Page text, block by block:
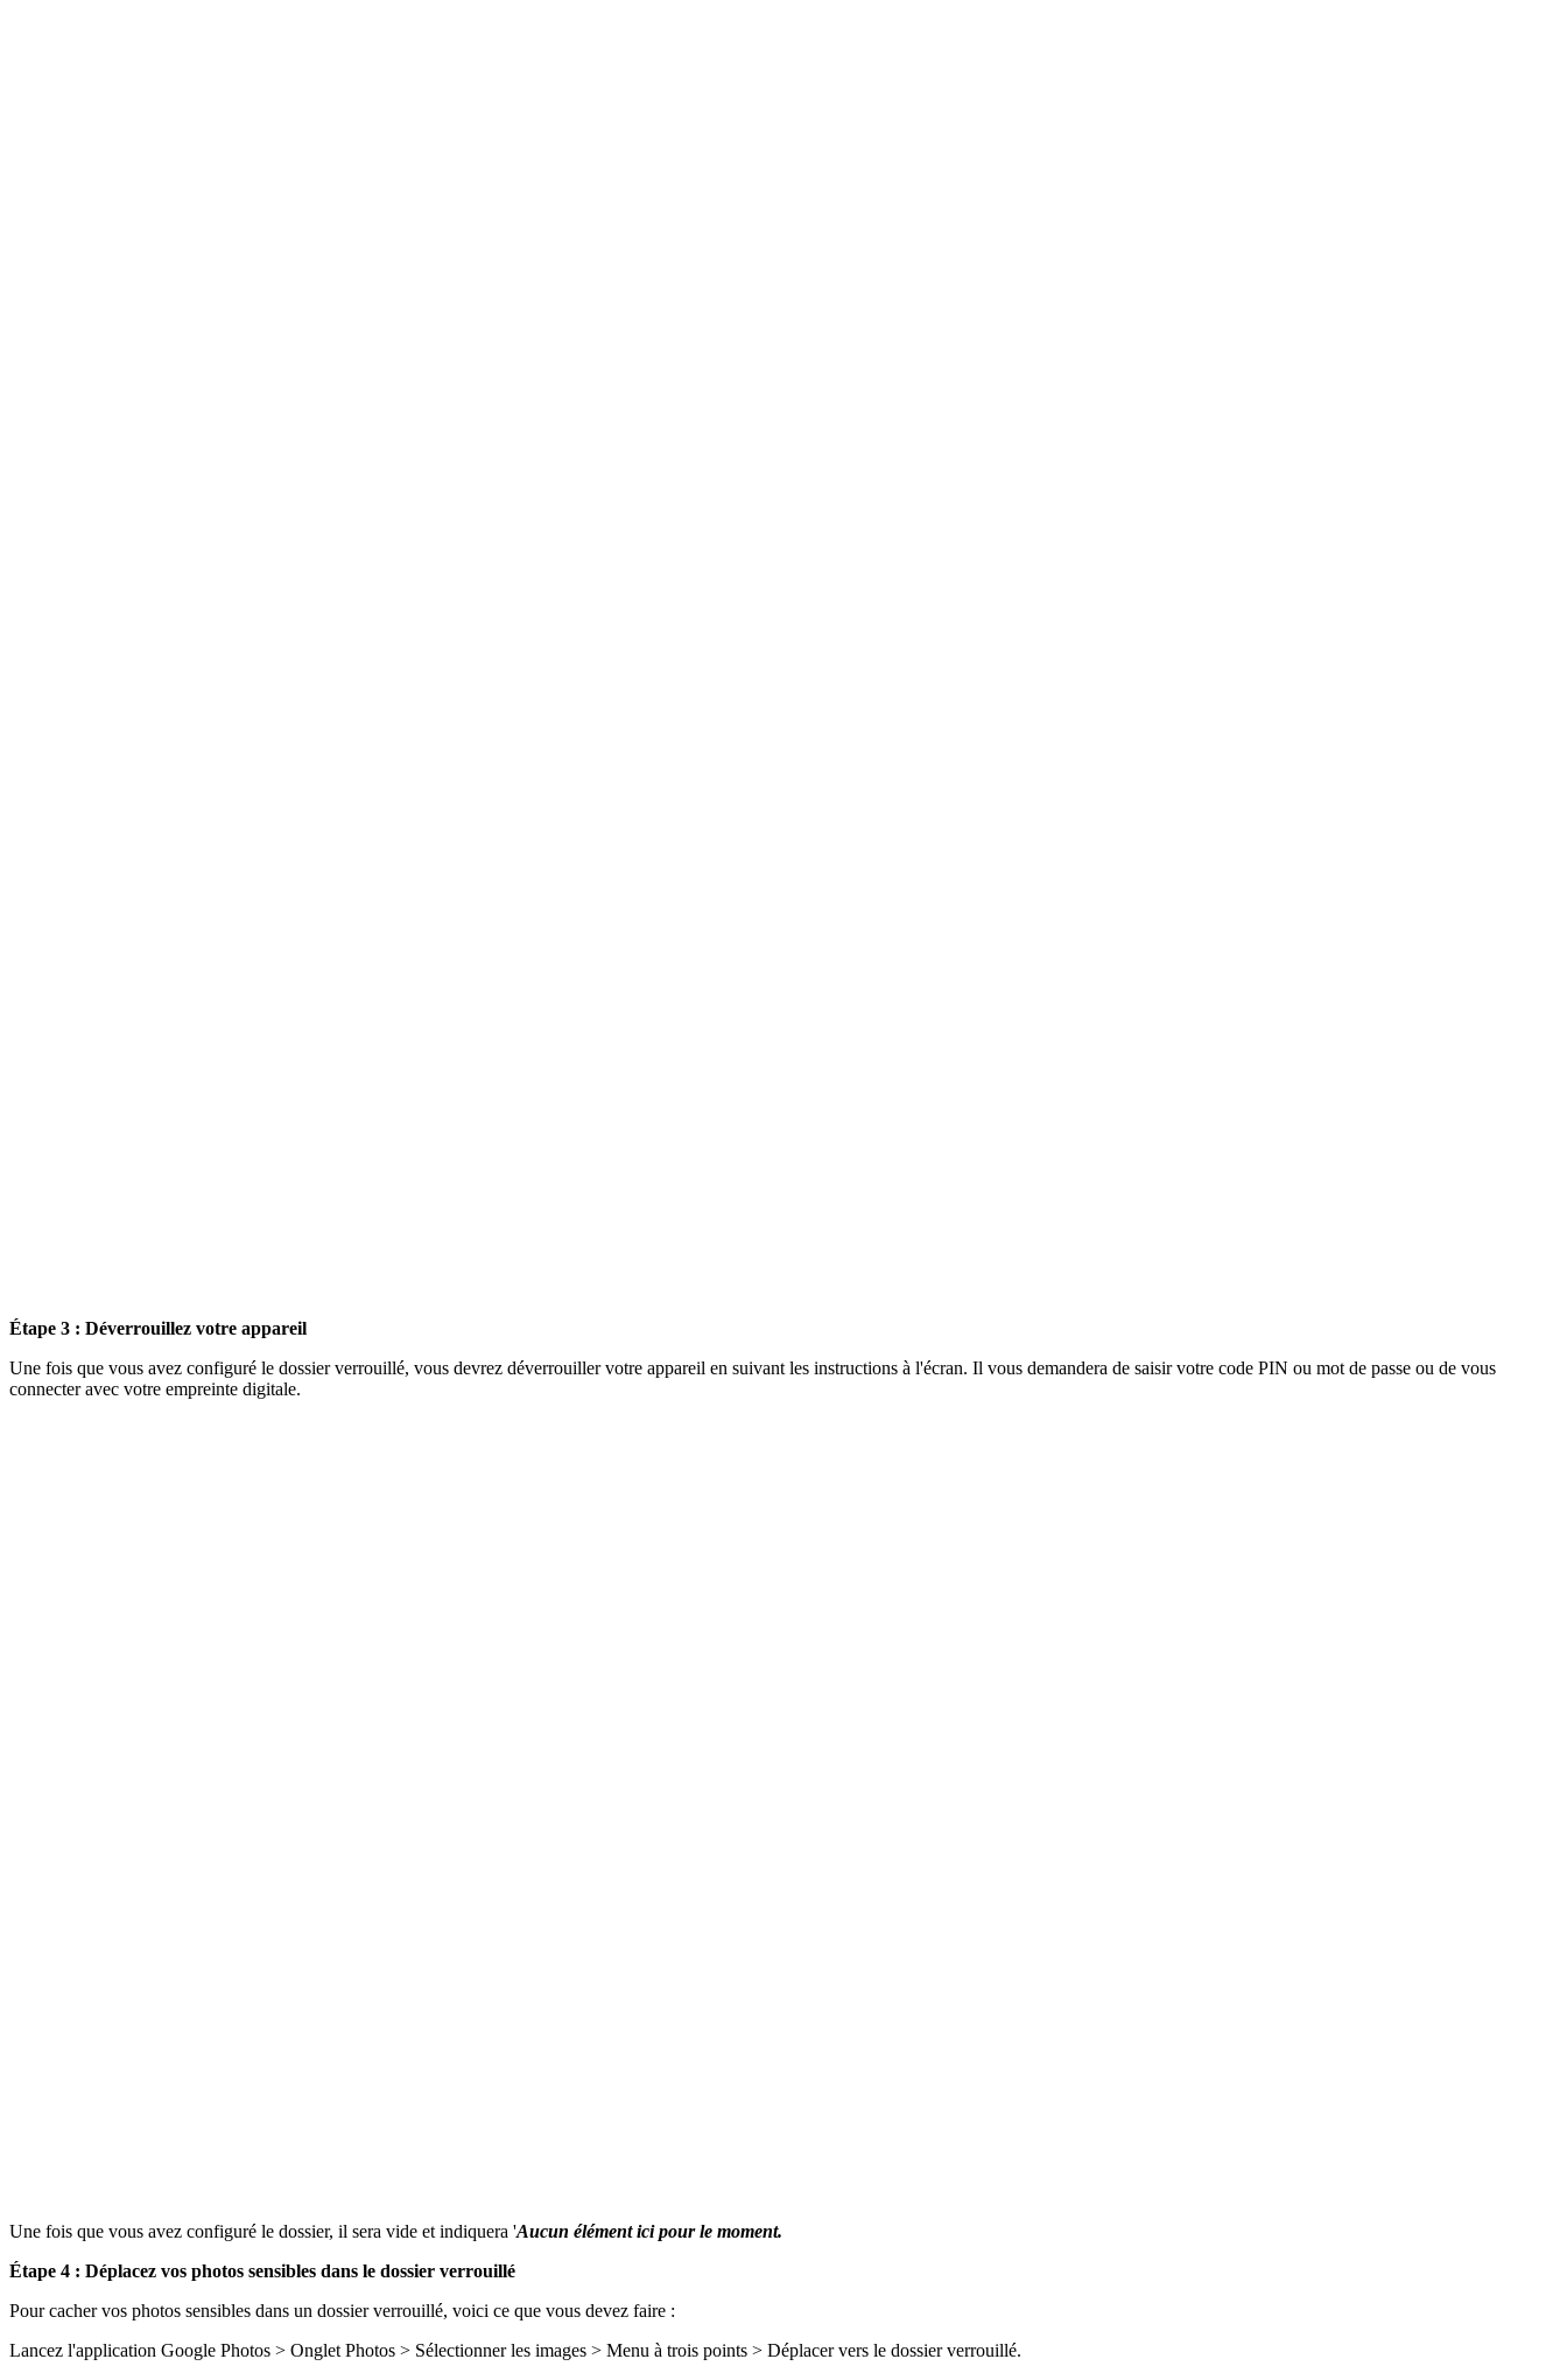
Étape 3 : Déverrouillez votre appareil
Une fois que vous avez configuré le dossier verrouillé, vous devrez déverrouiller votre appareil en suivant les instructions à l'écran. Il vous demandera de saisir votre code PIN ou mot de passe ou de vous
connecter avec votre empreinte digitale.
Une fois que vous avez configuré le dossier, il sera vide et indiquera 'Aucun élément ici pour le moment.
Étape 4 : Déplacez vos photos sensibles dans le dossier verrouillé
Pour cacher vos photos sensibles dans un dossier verrouillé, voici ce que vous devez faire :
Lancez l'application Google Photos > Onglet Photos > Sélectionner les images > Menu à trois points > Déplacer vers le dossier verrouillé.